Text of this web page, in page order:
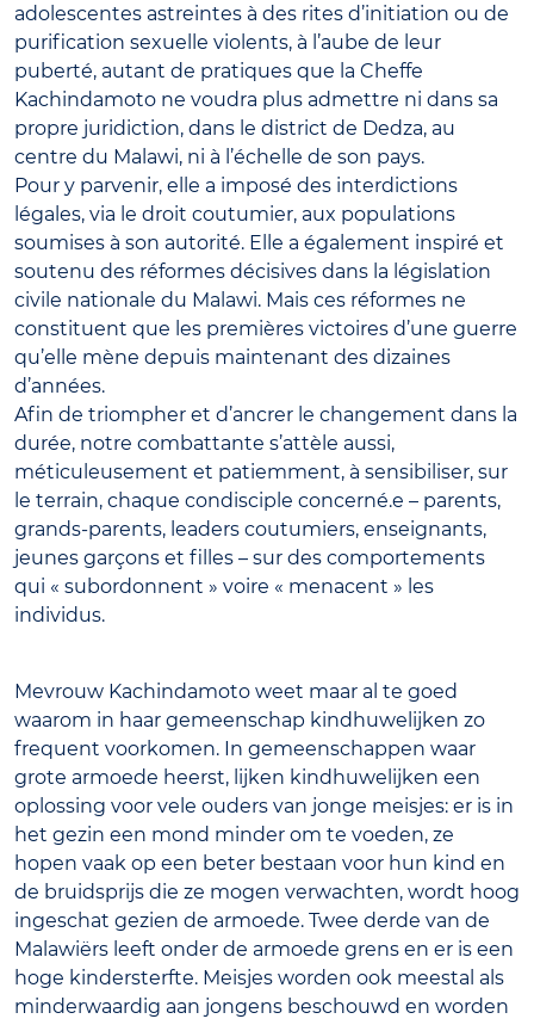
adolescentes astreintes à des rites d’initiation ou de
purification sexuelle violents, à l’aube de leur
puberté, autant de pratiques que la Cheffe
Kachindamoto ne voudra plus admettre ni dans sa
propre juridiction, dans le district de Dedza, au
centre du Malawi, ni à l’échelle de son pays.
Pour y parvenir, elle a imposé des interdictions
légales, via le droit coutumier, aux populations
soumises à son autorité. Elle a également inspiré et
soutenu des réformes décisives dans la législation
civile nationale du Malawi. Mais ces réformes ne
constituent que les premières victoires d’une guerre
qu’elle mène depuis maintenant des dizaines
d’années.
Afin de triompher et d’ancrer le changement dans la
durée, notre combattante s’attèle aussi,
méticuleusement et patiemment, à sensibiliser, sur
le terrain, chaque condisciple concerné.e – parents,
grands-parents, leaders coutumiers, enseignants,
jeunes garçons et filles – sur des comportements
qui « subordonnent » voire « menacent » les
individus.
Mevrouw Kachindamoto weet maar al te goed
waarom in haar gemeenschap kindhuwelijken zo
frequent voorkomen. In gemeenschappen waar
grote armoede heerst, lijken kindhuwelijken een
oplossing voor vele ouders van jonge meisjes: er is in
het gezin een mond minder om te voeden, ze
hopen vaak op een beter bestaan voor hun kind en
de bruidsprijs die ze mogen verwachten, wordt hoog
ingeschat gezien de armoede. Twee derde van de
Malawiërs leeft onder de armoede grens en er is een
hoge kindersterfte. Meisjes worden ook meestal als
minderwaardig aan jongens beschouwd en worden